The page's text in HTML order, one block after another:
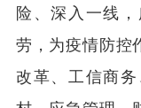
险、深入一线
劳，为疫情防控
改革、工信商